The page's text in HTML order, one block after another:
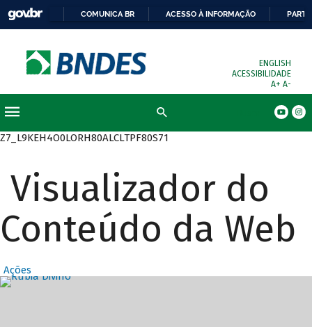
COMUNICA BR ACESSO À INFORMAÇÃO
ENGLISH
ACESSIBILIDADE
A+ A-
Z7_L9KEH4O0LORH80ALCLTPF80S71
Visualizador do
Conteúdo da Web
Ações
Destaques